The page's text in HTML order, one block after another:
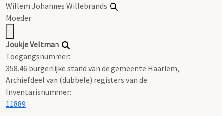
Willem Johannes Willebrands
Moeder:
Joukje Veltman
Toegangsnummer:
358.46 burgerlijke stand van de gemeente Haarlem,
Archiefdeel van (dubbele) registers van de
Inventarisnummer:
11889